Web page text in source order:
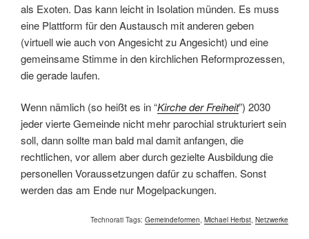
als Exoten. Das kann leicht in Isolation münden. Es muss
eine Plattform für den Austausch mit anderen geben
(virtuell wie auch von Angesicht zu Angesicht) und eine
gemeinsame Stimme in den kirchlichen Reformprozessen,
die gerade laufen.
Wenn nämlich (so heißt es in “Kirche der Freiheit”) 2030
jeder vierte Gemeinde nicht mehr parochial strukturiert sein
soll, dann sollte man bald mal damit anfangen, die
rechtlichen, vor allem aber durch gezielte Ausbildung die
personellen Voraussetzungen dafür zu schaffen. Sonst
werden das am Ende nur Mogelpackungen.
Technorati Tags: Gemeindeformen Michael Herbst Netzwerke